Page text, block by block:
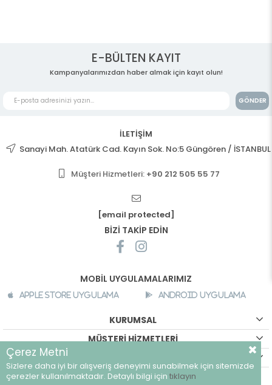
E-BÜLTEN KAYIT
Kampanyalarımızdan haber almak için kayıt olun!
GÖNDER
İLETİŞİM
Sanayi Mah. Atatürk Cad. Kayın Sok. No:5 Güngören / İSTANBUL
Müşteri Hizmetleri: +90 212 505 55 77
[email protected]
BİZİ TAKİP EDİN
MOBİL UYGULAMALARIMIZ
Apple Store Uygulama Android Uygulama
KURUMSAL
MÜŞTERİ HİZMETLERİ
©breeze.com.tr - Tüm hakları saklıdır.
Çerez Metni
Sizlere daha iyi bir alışveriş deneyimi sunabilmek için sitemizde
çerezler kullanılmaktadır. Detaylı bilgi için tıklayın